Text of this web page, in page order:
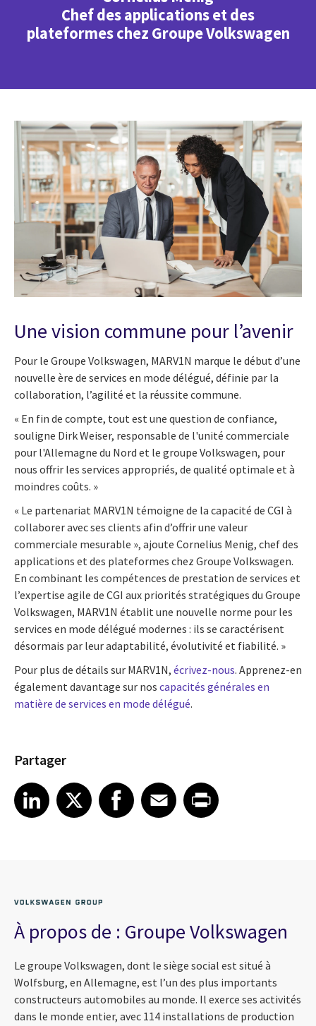
Chef des applications et des
plateformes chez Groupe Volkswagen
Une vision commune pour l’avenir
Pour le Groupe Volkswagen, MARV1N marque le début d’une
nouvelle ère de services en mode délégué, définie par la
collaboration, l’agilité et la réussite commune.
« En fin de compte, tout est une question de confiance,
souligne Dirk Weiser, responsable de l'unité commerciale
pour l'Allemagne du Nord et le groupe Volkswagen, pour
nous offrir les services appropriés, de qualité optimale et à
moindres coûts. »
« Le partenariat MARV1N témoigne de la capacité de CGI à
collaborer avec ses clients afin d’offrir une valeur
commerciale mesurable », ajoute Cornelius Menig, chef des
applications et des plateformes chez Groupe Volkswagen.
En combinant les compétences de prestation de services et
l’expertise agile de CGI aux priorités stratégiques du Groupe
Volkswagen, MARV1N établit une nouvelle norme pour les
services en mode délégué modernes : ils se caractérisent
désormais par leur adaptabilité, évolutivité et fiabilité. »
Pour plus de détails sur MARV1N, écrivez-nous. Apprenez-en
également davantage sur nos capacités générales en
matière de services en mode délégué.
Partager
Share article on LinkedIn
LinkedIn
Share article on XShare article on Facebook
Facebook
Share article on Email
EmailShare article on Print
À propos de : Groupe Volkswagen
Le groupe Volkswagen, dont le siège social est situé à
Wolfsburg, en Allemagne, est l’un des plus importants
constructeurs automobiles au monde. Il exerce ses activités
dans le monde entier, avec 114 installations de production